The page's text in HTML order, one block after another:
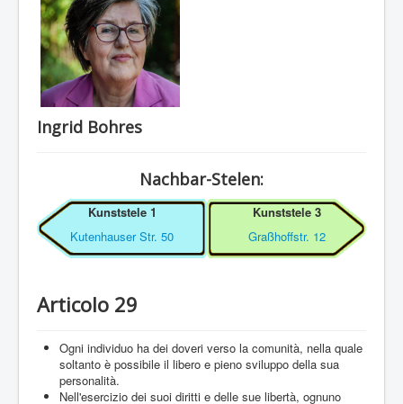
Ingrid Bohres
Nachbar-Stelen:
Kunststele 1
Kutenhauser Str. 50
Kunststele 3
Graßhoffstr. 12
Articolo 29
Ogni individuo ha dei doveri verso la comunità, nella quale
soltanto è possibile il libero e pieno sviluppo della sua
personalità.
Nell'esercizio dei suoi diritti e delle sue libertà, ognuno